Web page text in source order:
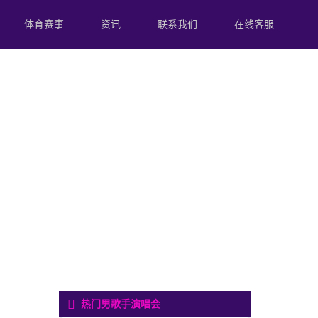
体育赛事 资讯 联系我们 在线客服
热门男歌手演唱会